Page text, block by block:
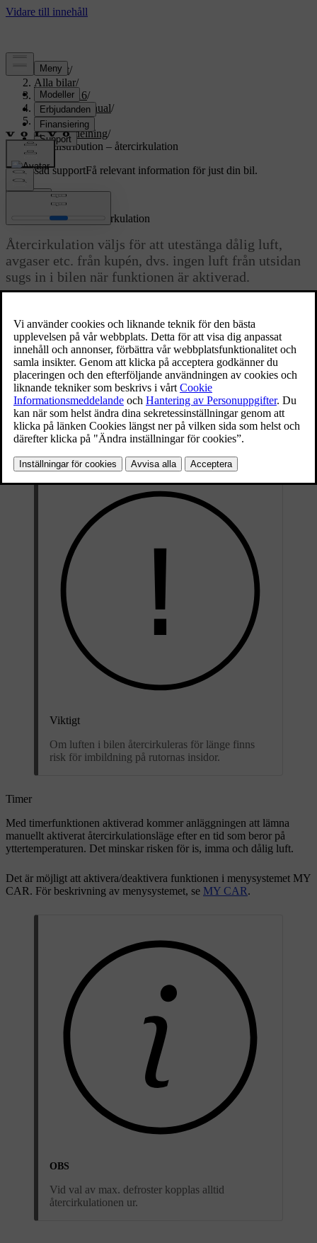
Support/
Alla bilar/
XC70 2016/
Användarmanual/
Klimat/
Luftfördelning/
Luftdistribution – återcirkulation
Anpassad supportFå relevant information för just din bil.
Luftdistribution – återcirkulation
Återcirkulation väljs för att utestänga dålig luft,
avgaser etc. från kupén, dvs. ingen luft från utsidan
sugs in i bilen när funktionen är aktiverad.
När återcirkulation är inkopplad, lyser den orangefärgade lampan i
knappen.
Viktigt
Om luften i bilen återcirkuleras för länge finns
risk för imbildning på rutornas insidor.
Timer
Med timerfunktionen aktiverad kommer anläggningen att lämna
manuellt aktiverat återcirkulationsläge efter en tid som beror på
yttertemperaturen. Det minskar risken för is, imma och dålig luft.
Det är möjligt att aktivera/deaktivera funktionen i menysystemet MY
CAR. För beskrivning av menysystemet, se MY CAR.
OBS
Vid val av max. defroster kopplas alltid
återcirkulationen ur.